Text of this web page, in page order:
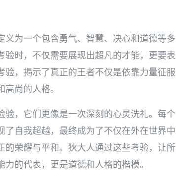
为一个包含勇气、智慧、决心和道德等多
时，不仅需要展现出超凡的才能，更要表
，揭示了真正的王者不仅是依靠力量征服
尚的人格。
，它们更像是一次深刻的心灵洗礼。每个
自我超越，最终成为了不仅在外在世界中
荣耀与平和。狄大人通过这些考验，让所
的代表，更是道德和人格的楷模。